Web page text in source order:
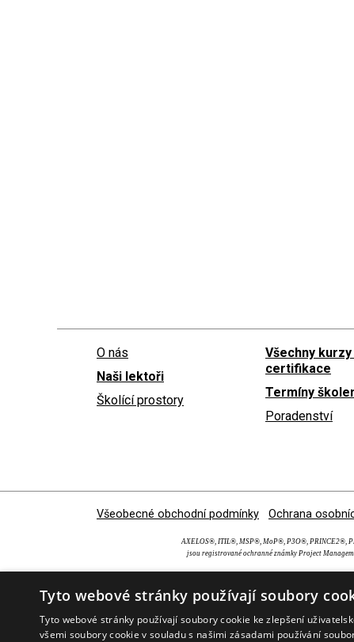
O nás
Naši lektoři
Školící prostory
Všechny kurzy
certifikace
Termíny
Poradenství
Všeobecné obchodní podmínky Ochrana
AXELOS®, ITIL®, MSP®, MoP®, P3O®, PRINCE2®,
jsou registrované ochranné známky Project
Tyto webové stránky používají soubory
Tyto webové stránky používají soubory cookie ke zlepšení
všemi soubory cookie v souladu s našimi zásadami používání